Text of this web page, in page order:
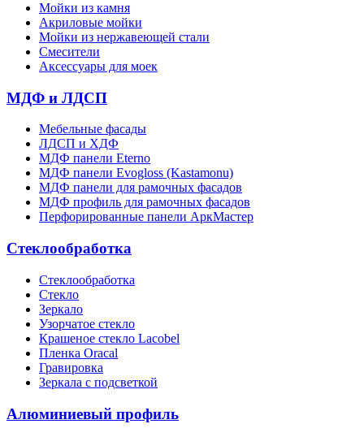
Мойки из камня
Акриловые мойки
Мойки из нержавеющей стали
Смесители
Аксессуары для моек
МДФ и ЛДСП
Мебельные фасады
ЛДСП и ХДФ
МДФ панели Eterno
МДФ панели Evogloss (Kastamonu)
МДФ панели для рамочных фасадов
МДФ профиль для рамочных фасадов
Перфорированные панели АркМастер
Стеклообработка
Стеклообработка
Стекло
Зеркало
Узорчатое стекло
Крашеное стекло Lacobel
Пленка Oracal
Гравировка
Зеркала с подсветкой
Алюминиевый профиль